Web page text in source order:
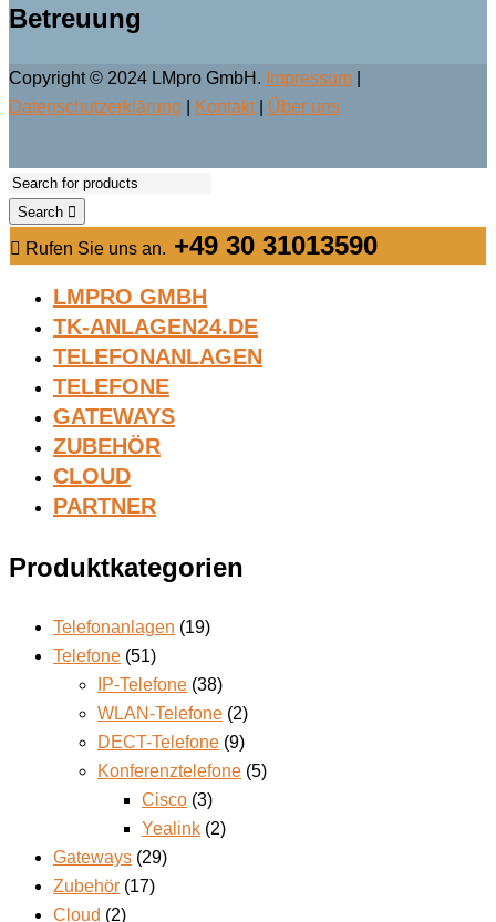
Betreuung
Copyright © 2024 LMpro GmbH. Impressum
Datenschutzerklärung
Kontakt| Über uns
Search
Rufen Sie uns an. +49 30 31013590
LMPRO GMBH
TK-ANLAGEN24.DE
TELEFONANLAGEN
TELEFONE
GATEWAYS
ZUBEHÖR
CLOUD
PARTNER
Produktkategorien
Telefonanlagen (19)
Telefone (51)
IP-Telefone (38)
WLAN-Telefone (2)
DECT-Telefone (9)
Konferenztelefone (5)
Cisco (3)
Yealink (2)
Gateways (29)
Zubehör (17)
Cloud (2)